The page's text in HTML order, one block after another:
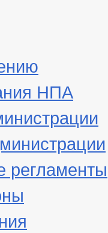
НПА
регламенты